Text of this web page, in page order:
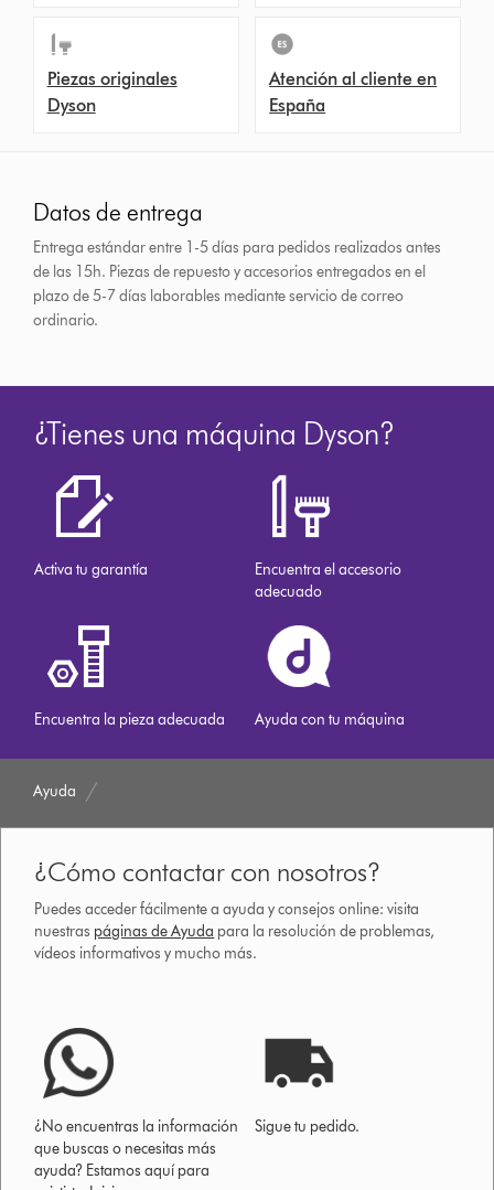
Piezas originales
Dyson
Atención al cliente en
España
Datos de entrega
Entrega estándar entre 1-5 días para pedidos realizados antes
de las 15h. Piezas de repuesto y accesorios entregados en el
plazo de 5-7 días laborables mediante servicio de correo
ordinario.
¿Tienes una máquina Dyson?
Activa tu garantía
Encuentra el accesorio
adecuado
Encuentra la pieza adecuada Ayuda con tu máquina
Ayuda
¿Cómo contactar con nosotros?
Puedes acceder fácilmente a ayuda y consejos online: visita
nuestras páginas de Ayuda para la resolución de problemas,
vídeos informativos y mucho más.
¿No encuentras la información
que buscas o necesitas más
ayuda? Estamos aquí para
Sigue tu pedido.